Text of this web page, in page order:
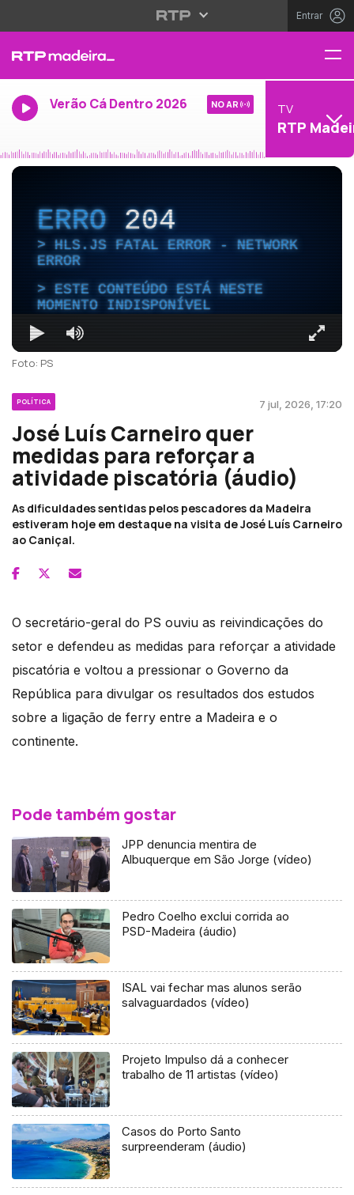
Entrar
Verão Cá Dentro 2026 NO AR TV
RTP
ERRO204
HLS.JS FATAL ERROR - NETWORK
ERROR
ESTE CONTEÚDO ESTÁ NESTE
MOMENTO INDISPONÍVEL
Foto: PS
POLÍTICA 7 jul, 2026, 17:20
José Luís Carneiro quer
medidas para reforçar a
atividade piscatória (áudio)
As dificuldades sentidas pelos pescadores da Madeira
estiveram hoje em destaque na visita de José Luís Carneiro
ao Caniçal.
O secretário-geral do PS ouviu as reivindicações do
setor e defendeu as medidas para reforçar a atividade
piscatória e voltou a pressionar o Governo da
República para divulgar os resultados dos estudos
sobre a ligação de ferry entre a Madeira e o
continente.
Pode também gostar
JPP denuncia mentira de
Albuquerque em São Jorge (vídeo)
Pedro Coelho exclui corrida ao
PSD-Madeira (áudio)
ISAL vai fechar mas alunos serão
salvaguardados (vídeo)
Projeto Impulso dá a conhecer
trabalho de 11 artistas (vídeo)
Casos do Porto Santo
surpreenderam (áudio)